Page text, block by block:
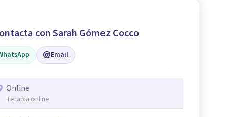
con Sarah Gómez Cocco
Email
Online
Terapia online